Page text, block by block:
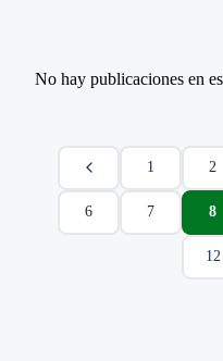
No hay publicaciones en
1 2
6 7 8
12